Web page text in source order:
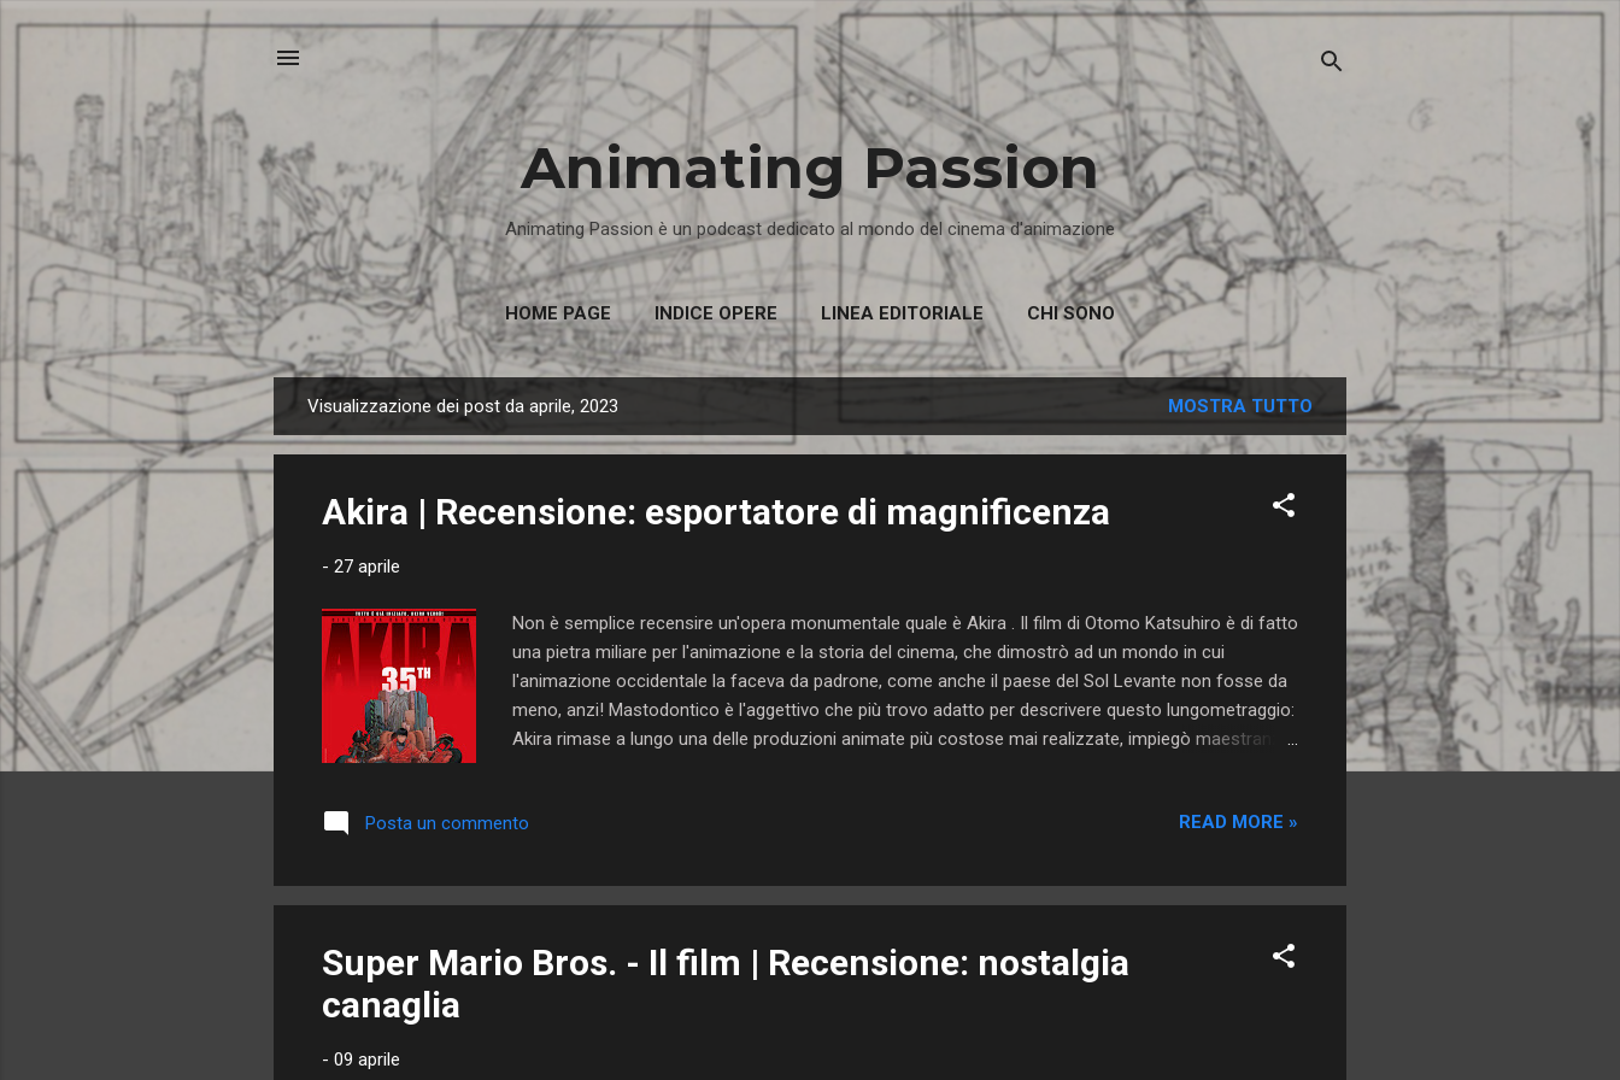
Passa ai contenuti principali
Animating Passion
Animating Passion è un podcast dedicato al mondo del cinema d'animazione
HOME PAGE INDICE OPERE LINEA EDITORIALE CHI SONO
o
Visualizzazione dei post da aprile, 2023 MOSTRA TUTTO
Akira | Recensione: esportatore di magnificenza
- 27 aprile
Non è semplice recensire un'opera monumentale quale è Akira . Il film di Otomo Katsuhiro è di fatto
una pietra miliare per l'animazione e la storia del cinema, che dimostrò ad un mondo in cui
l'animazione occidentale la faceva da padrone, come anche il paese del Sol Levante non fosse da
meno, anzi! Mastodontico è l'aggettivo che più trovo adatto per descrivere questo lungometraggio:
Akira rimase a lungo una delle produzioni animate più costose mai realizzate, impiegò maestranze
ancora oggi, creando un complesso di immagini e suoni che, specie in alcune sequenze, lasciano
Otomo, Akira ci trasporta in un futuristico 2019, anno in cui Neo-Tokyo sta per ospita...
Posta un commento READ MORE »
Super Mario Bros. - Il film | Recensione: nostalgia
canaglia
- 09 aprile